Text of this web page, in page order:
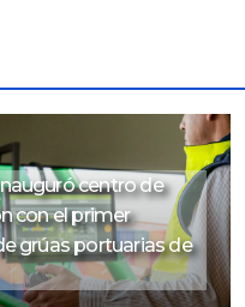
centro de
con el primer
grúas portuarias de